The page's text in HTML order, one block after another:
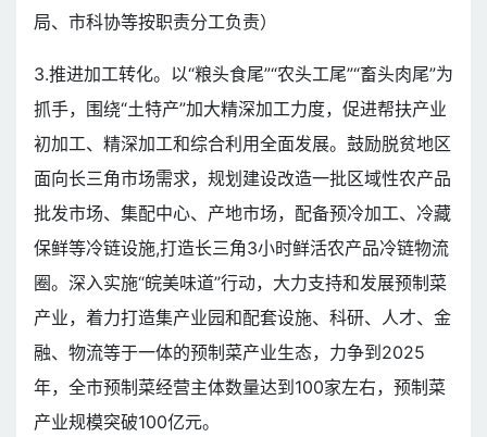
局、市科协等按职责分工负责）
3.推进加工转化。以“粮头食尾”“农头工尾”“畜头肉尾”为
抓手，围绕“土特产”加大精深加工力度，促进帮扶产业
初加工、精深加工和综合利用全面发展。鼓励脱贫地区
面向长三角市场需求，规划建设改造一批区域性农产品
批发市场、集配中心、产地市场，配备预冷加工、冷藏
保鲜等冷链设施,打造长三角3小时鲜活农产品冷链物流
圈。深入实施“皖美味道”行动，大力支持和发展预制菜
产业，着力打造集产业园和配套设施、科研、人才、金
融、物流等于一体的预制菜产业生态，力争到2025
年，全市预制菜经营主体数量达到100家左右，预制菜
产业规模突破100亿元。